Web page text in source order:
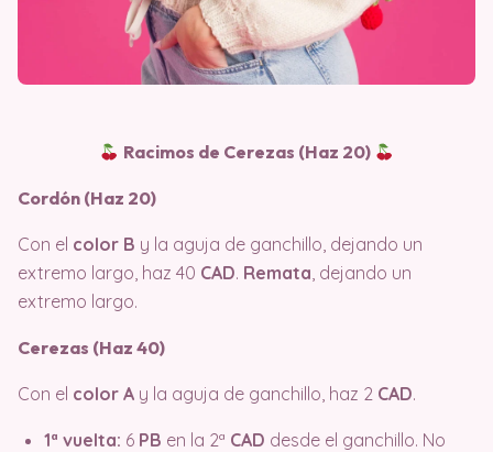
Racimos de Cerezas (Haz 20)
Cordón (Haz 20)
Con el color B y la aguja de ganchillo, dejando un
extremo largo, haz 40 CAD. Remata, dejando un
extremo largo.
Cerezas (Haz 40)
Con el color A y la aguja de ganchillo, haz 2 CAD.
1ª vuelta: 6 PB en la 2ª CAD desde el ganchillo. No